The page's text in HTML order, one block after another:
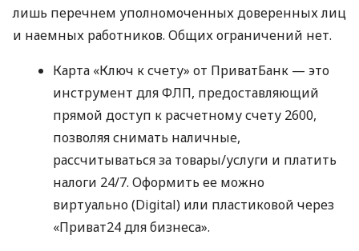
лишь перечнем уполномоченных доверенных лиц
и наемных работников. Общих ограничений нет.
Карта «Ключ к счету» от ПриватБанк — это
инструмент для ФЛП, предоставляющий
прямой доступ к расчетному счету 2600,
позволяя снимать наличные,
рассчитываться за товары/услуги и платить
налоги 24/7. Оформить ее можно
виртуально (Digital) или пластиковой через
«Приват24 для бизнеса».